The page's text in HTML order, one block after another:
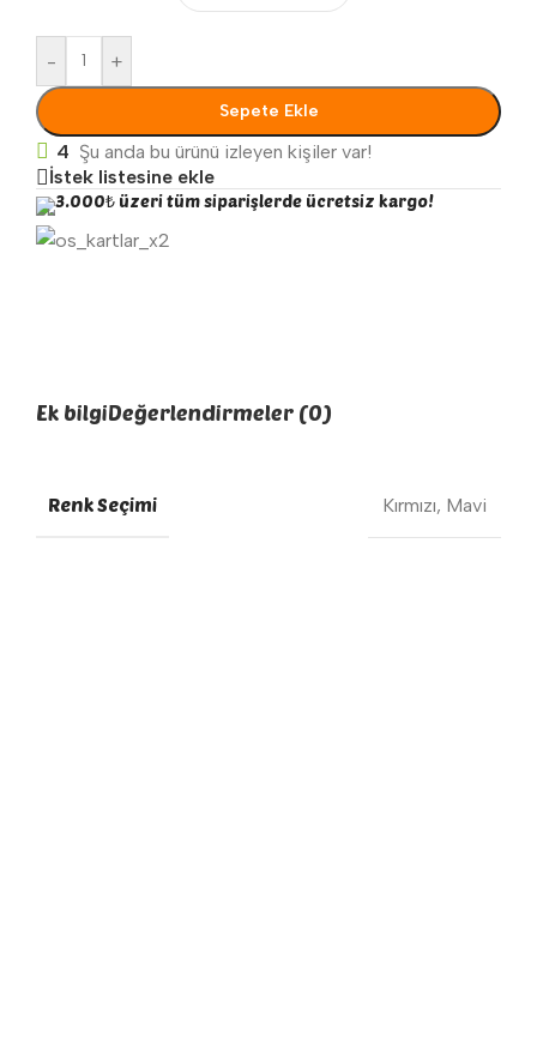
- +
Sepete Ekle
4 Şu anda bu ürünü izleyen kişiler var!
İstek listesine ekle
3.000₺ üzeri tüm siparişlerde ücretsiz kargo!
Ek bilgiDeğerlendirmeler (0)
Renk Seçimi Kırmızı, Mavi